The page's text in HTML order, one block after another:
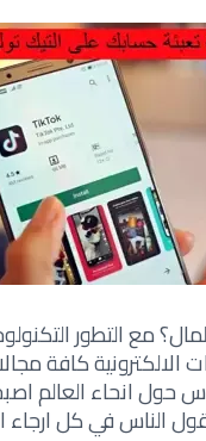
مع التطور
الالكترونية كافة
حول انحاء العالم
الناس في كل ارجاء